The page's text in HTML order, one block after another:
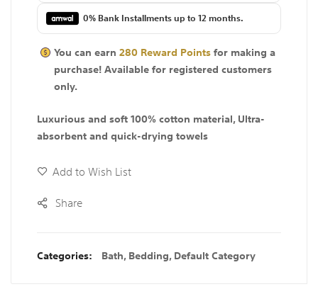
0% Bank Installments up to 12 months.
You can earn280Reward Pointsfor making a
purchase! Available forregisteredcustomers
only.
Luxurious and soft 100% cotton material, Ultra-
absorbent and quick-drying towels
Add to Wish List
Share
Categories: Bath,Bedding,Default Category